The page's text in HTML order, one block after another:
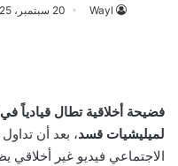
Wayl 20 سبتمبر، 2025
فضيحة أخلاقية تطال قيادياً في
لميليشيات قسد، بعد أن
الاجتماعي فيديو غير أخلاقي